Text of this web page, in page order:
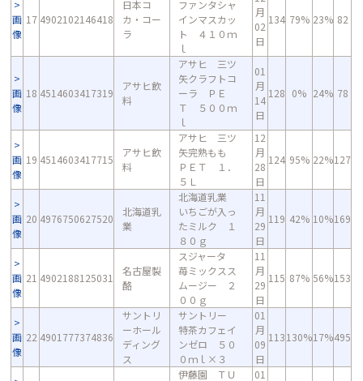
画
像
17 4902102146418
日本コ
カ・コー
ラ
ファンタシャ
インマスカッ
ト ４１０ｍ
ｌ
月
02
日
134 79% 23% 82
画
像
18 4514603417319
アサヒ飲
料
アサヒ 三ツ
矢クラフトコ
ーラ ＰＥ
Ｔ ５００ｍ
ｌ
01
月
14
日
128 0% 24% 78
画
像
19 4514603417715
アサヒ飲
料
アサヒ 三ツ
矢完熟もも
ＰＥＴ １．
５Ｌ
12
月
28
日
124 95% 22%127
画
像
20 4976750627520
北海道乳
業
北海道乳業
いちごが入っ
たミルク １
８０ｇ
11
月
29
日
119 42% 10%169
画
像
21 4902188125031
名古屋製
酪
スジャータ
苺ミックスス
ムージー ２
００ｇ
11
月
29
日
115 87% 56%153
画
像
22 4901777374836
サントリ
ーホール
ディング
ス
サントリー
特茶カフェイ
ンゼロ ５０
０ｍｌ×３
01
月
09
日
113130%17%495
伊藤園 ＴＵ
01